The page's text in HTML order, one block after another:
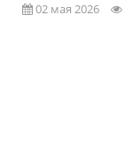
02 мая 2026